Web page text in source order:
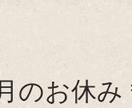
のお休み